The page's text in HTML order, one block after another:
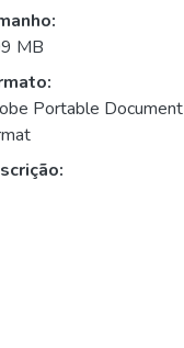
MB
Portable Document